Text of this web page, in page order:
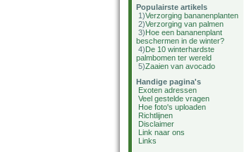
Populairste artikels
1)Verzorging bananenplanten
2)Verzorging van palmen
3)Hoe een bananenplant
beschermen in de winter?
4)De 10 winterhardste
palmbomen ter wereld
5)Zaaien van avocado
Handige pagina's
Exoten adressen
Veel gestelde vragen
Hoe foto's uploaden
Richtlijnen
Disclaimer
Link naar ons
Links